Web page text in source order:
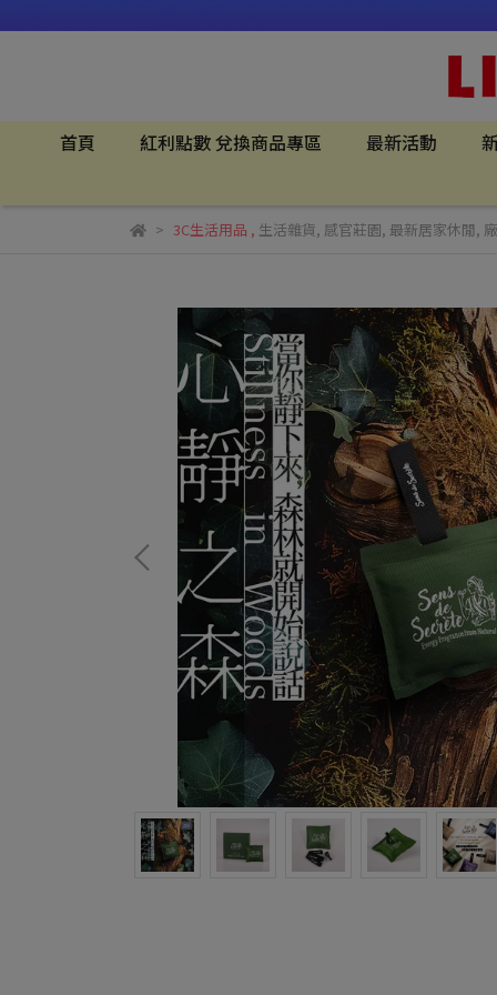
首頁 紅利點數 兌換商品專區 最新活動
3C生活用品 , 生活雜貨, 感官莊園, 最新居家休閒,